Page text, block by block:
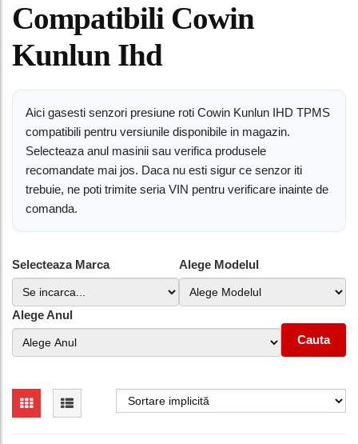
Compatibili Cowin
Kunlun Ihd
Aici gasesti senzori presiune roti Cowin Kunlun IHD TPMS
compatibili pentru versiunile disponibile in magazin.
Selecteaza anul masinii sau verifica produsele
recomandate mai jos. Daca nu esti sigur ce senzor iti
trebuie, ne poti trimite seria VIN pentru verificare inainte de
comanda.
Selecteaza Marca Alege Modelul
Alege Anul
Cauta